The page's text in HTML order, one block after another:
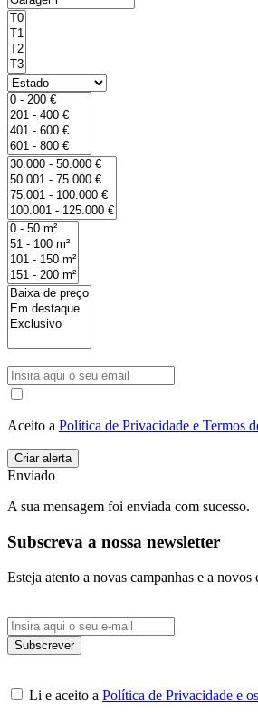
Aceito a Política de Privacidade e Termos
Enviado
A sua mensagem foi enviada com sucesso.
Subscreva a nossa newsletter
Esteja atento a novas campanhas e a novos
Li e aceito a Política de Privacidade e